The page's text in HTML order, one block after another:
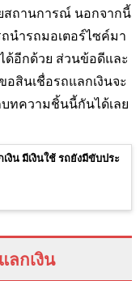
สถานการณ์ นอกจากนี้
ถนำรถมอเตอร์ไซค์มา
ด้อีกด้วย ส่วนข้อดีและ
สินเชื่อรถแลกเงินจะ
ทความชิ้นนี้กันได้เลย
งิน มีเงินใช้ รถยังมีขับประ
ลกเงิน